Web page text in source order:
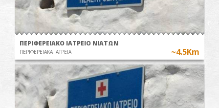
ΠΕΡΙΦΕΡΕΙΑΚΟ ΙΑΤΡΕΙΟ ΝΙΑΤΩΝ
ΠΕΡΙΦΕΡΕΙΑΚΑ ΙΑΤΡΕΙΑ ~4.5Km